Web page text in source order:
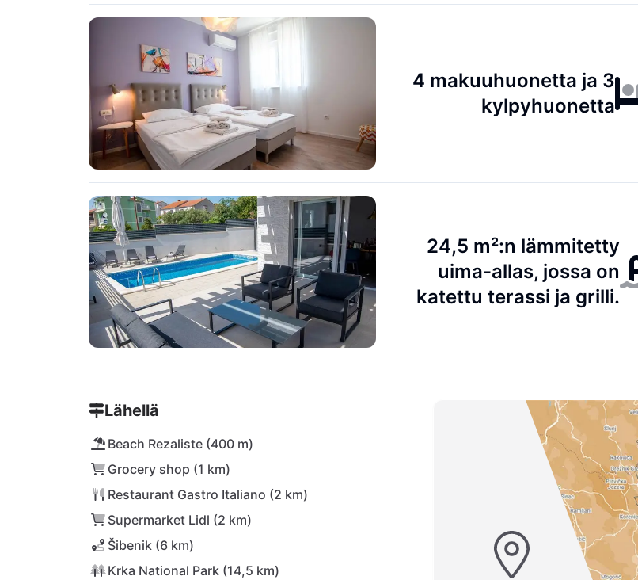
4 makuuhuonetta ja 3
kylpyhuonetta
24,5 m²:n lämmitetty
uima-allas, jossa on
katettu terassi ja grilli.
Lähellä
Beach Rezaliste (400 m)
Grocery shop (1 km)
Restaurant Gastro Italiano (2 km)
Supermarket Lidl (2 km)
Šibenik (6 km)
Krka National Park (14,5 km)